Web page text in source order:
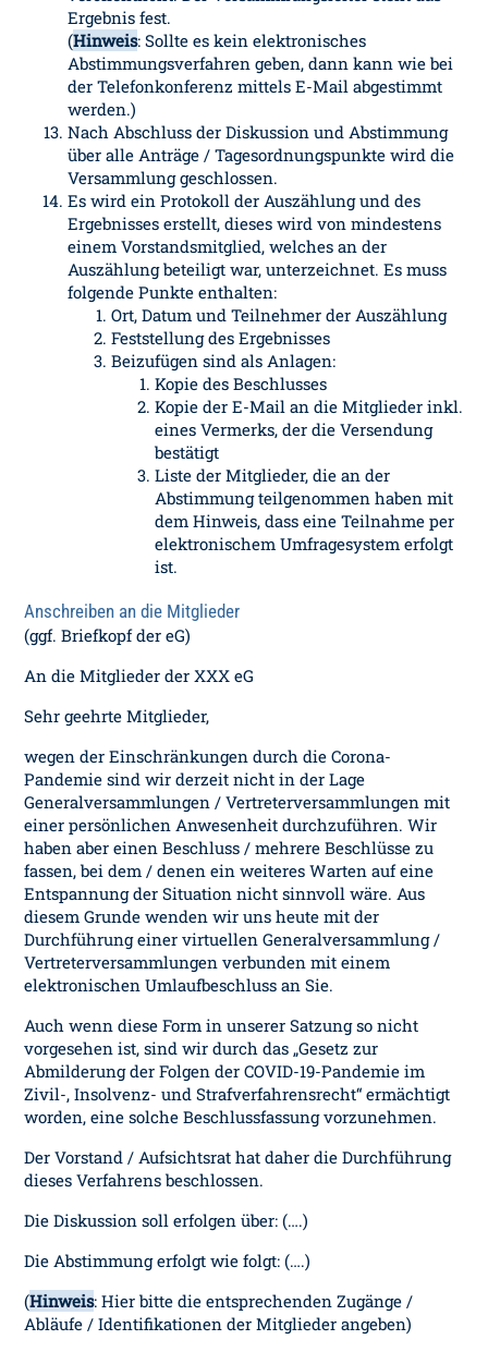
Ergebnis fest.
(Hinweis: Sollte es kein elektronisches
Abstimmungsverfahren geben, dann kann wie bei
der Telefonkonferenz mittels E-Mail abgestimmt
werden.)
Nach Abschluss der Diskussion und Abstimmung
über alle Anträge / Tagesordnungspunkte wird die
Versammlung geschlossen.
Es wird ein Protokoll der Auszählung und des
Ergebnisses erstellt, dieses wird von mindestens
einem Vorstandsmitglied, welches an der
Auszählung beteiligt war, unterzeichnet. Es muss
folgende Punkte enthalten:
Ort, Datum und Teilnehmer der Auszählung
Feststellung des Ergebnisses
Beizufügen sind als Anlagen:
Kopie des Beschlusses
Kopie der E-Mail an die Mitglieder inkl.
eines Vermerks, der die Versendung
bestätigt
Liste der Mitglieder, die an der
Abstimmung teilgenommen haben mit
dem Hinweis, dass eine Teilnahme per
elektronischem Umfragesystem erfolgt
ist.
Anschreiben an die Mitglieder
(ggf. Briefkopf der eG)
An die Mitglieder der XXX eG
Sehr geehrte Mitglieder,
wegen der Einschränkungen durch die Corona-
Pandemie sind wir derzeit nicht in der Lage
Generalversammlungen / Vertreterversammlungen mit
einer persönlichen Anwesenheit durchzuführen. Wir
haben aber einen Beschluss / mehrere Beschlüsse zu
fassen, bei dem / denen ein weiteres Warten auf eine
Entspannung der Situation nicht sinnvoll wäre. Aus
diesem Grunde wenden wir uns heute mit der
Durchführung einer virtuellen Generalversammlung /
Vertreterversammlungen verbunden mit einem
elektronischen Umlaufbeschluss an Sie.
Auch wenn diese Form in unserer Satzung so nicht
vorgesehen ist, sind wir durch das „Gesetz zur
Abmilderung der Folgen der COVID-19-Pandemie im
Zivil-, Insolvenz- und Strafverfahrensrecht“ ermächtigt
worden, eine solche Beschlussfassung vorzunehmen.
Der Vorstand / Aufsichtsrat hat daher die Durchführung
dieses Verfahrens beschlossen.
Die Diskussion soll erfolgen über: (….)
Die Abstimmung erfolgt wie folgt: (….)
(Hinweis: Hier bitte die entsprechenden Zugänge /
Abläufe / Identifikationen der Mitglieder angeben)